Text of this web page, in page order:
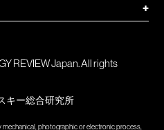
+
REVIEW Japan. All rights
キー総合研究所
photographic or electronic process,